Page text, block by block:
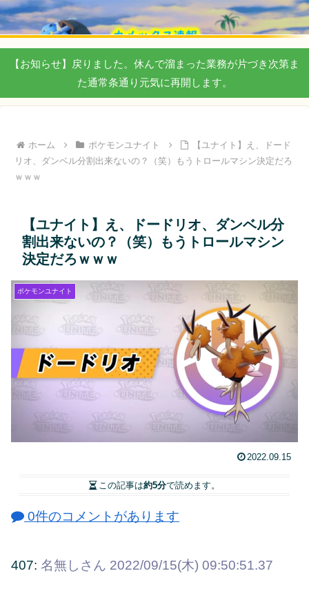
【お知らせ】戻りました。休んで溜まった業務が片づき次第ま
た通常条通り元気に再開します。
ホーム ポケモンユナイト
【ユナイト】え、ドード
リオ、ダンベル分割出来ないの？（笑）もうトロールマシン決定だろ
ｗｗｗ
【ユナイト】え、ドードリオ、ダンベル分
割出来ないの？（笑）もうトロールマシン
決定だろｗｗｗ
ポケモンユナイト
2022.09.15
この記事は約5分で読めます。
0件のコメントがあります
407: 名無しさん 2022/09/15(木) 09:50:51.37